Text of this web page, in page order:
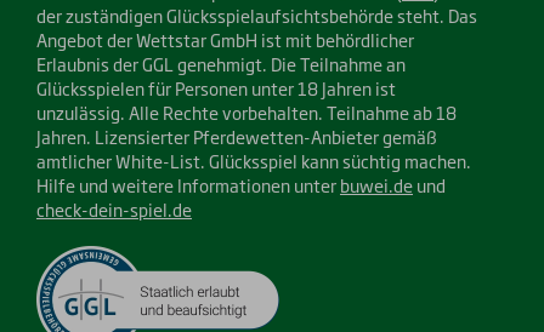
der zuständigen Glücksspielaufsichtsbehörde steht. Das
Angebot der Wettstar GmbH ist mit behördlicher
Erlaubnis der GGL genehmigt. Die Teilnahme an
Glücksspielen für Personen unter 18 Jahren ist
unzulässig. Alle Rechte vorbehalten. Teilnahme ab 18
Jahren. Lizensierter Pferdewetten-Anbieter gemäß
amtlicher White-List. Glücksspiel kann süchtig machen.
Hilfe und weitere Informationen unterbuwei.deund
check-dein-spiel.de